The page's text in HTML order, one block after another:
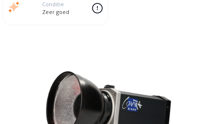
Conditie
Zeer goed